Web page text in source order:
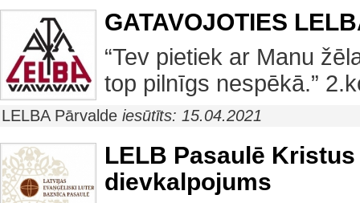
GATAVOJOTIES
“Tev pietiek ar Manu
top pilnīgs nespēkā.”
LELBA Pārvalde iesūtīts: 15.04.2021
LELB Pasaulē
dievkalpojums